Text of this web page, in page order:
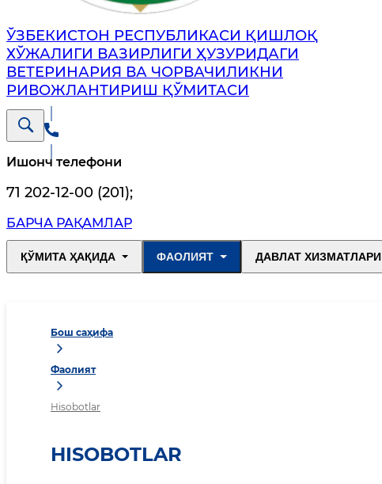
ЎЗБЕКИСТОН РЕСПУБЛИКАСИ ҚИШЛОҚ
ХЎЖАЛИГИ ВАЗИРЛИГИ ҲУЗУРИДАГИ
ВЕТЕРИНАРИЯ ВА ЧОРВАЧИЛИКНИ
РИВОЖЛАНТИРИШ ҚЎМИТАСИ
Ишонч телефони
71 202-12-00 (201);
БАРЧА РАҚАМЛАР
ҚЎМИТА ҲАҚИДА ФАОЛИЯТ ДАВЛАТ ХИЗМАТЛАРИ
Бош саҳифа
Фаолият
Hisobotlar
HISOBOTLAR